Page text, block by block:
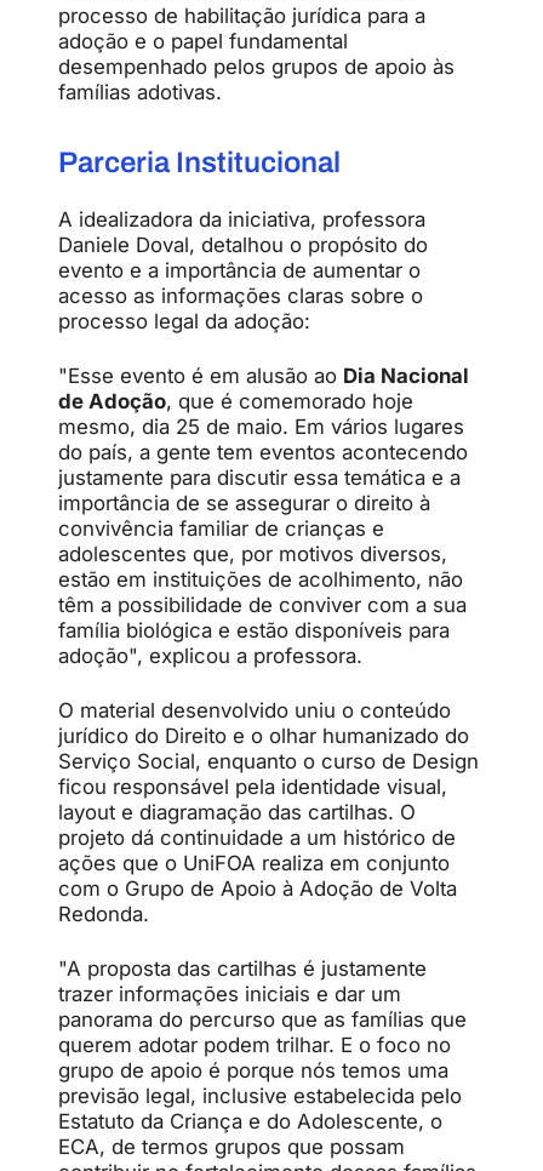
processo de habilitação jurídica para a
adoção e o papel fundamental
desempenhado pelos grupos de apoio às
famílias adotivas.
Parceria Institucional
A idealizadora da iniciativa, professora
Daniele Doval, detalhou o propósito do
evento e a importância de aumentar o
acesso as informações claras sobre o
processo legal da adoção:
"Esse evento é em alusão ao Dia Nacional
de Adoção, que é comemorado hoje
mesmo, dia 25 de maio. Em vários lugares
do país, a gente tem eventos acontecendo
justamente para discutir essa temática e a
importância de se assegurar o direito à
convivência familiar de crianças e
adolescentes que, por motivos diversos,
estão em instituições de acolhimento, não
têm a possibilidade de conviver com a sua
família biológica e estão disponíveis para
adoção", explicou a professora.
O material desenvolvido uniu o conteúdo
jurídico do Direito e o olhar humanizado do
Serviço Social, enquanto o curso de Design
ficou responsável pela identidade visual,
layout e diagramação das cartilhas. O
projeto dá continuidade a um histórico de
ações que o UniFOA realiza em conjunto
com o Grupo de Apoio à Adoção de Volta
Redonda.
"A proposta das cartilhas é justamente
trazer informações iniciais e dar um
panorama do percurso que as famílias que
querem adotar podem trilhar. E o foco no
grupo de apoio é porque nós temos uma
previsão legal, inclusive estabelecida pelo
Estatuto da Criança e do Adolescente, o
ECA, de termos grupos que possam